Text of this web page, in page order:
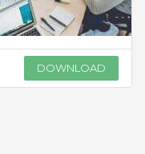
DOWNLOAD